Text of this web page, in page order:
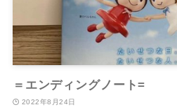
＝エンディングノート=
2022年8月24日